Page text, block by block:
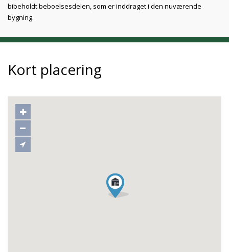
bibeholdt beboelsesdelen, som er inddraget i den nuværende
bygning.
Kort placering